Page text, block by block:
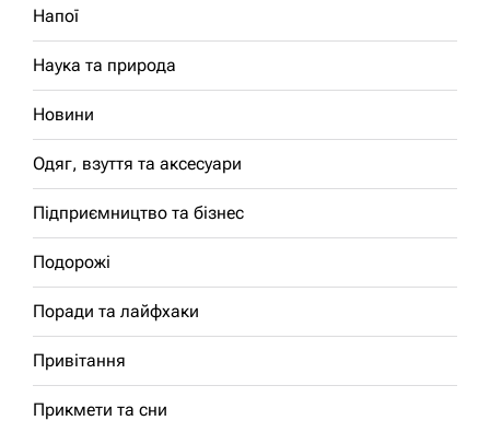
Напої
Наука та природа
Новини
Одяг, взуття та аксесуари
Підприємництво та бізнес
Подорожі
Поради та лайфхаки
Привітання
Прикмети та сни